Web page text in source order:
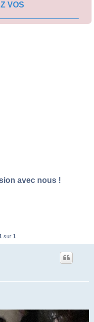
VOS
avec nous !
sur 1